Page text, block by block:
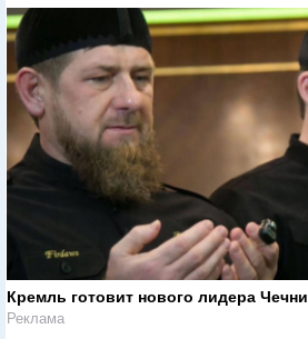
Кремль готовит нового лидера Чечни
Реклама